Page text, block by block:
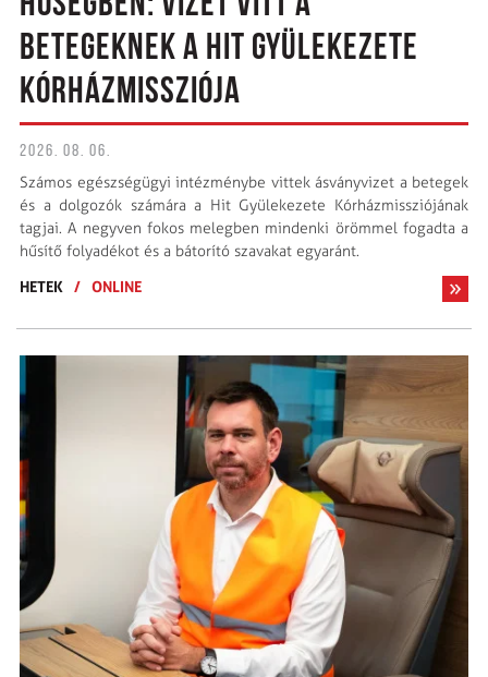
BETEGEKNEK A HIT GYÜLEKEZETE
KÓRHÁZMISSZIÓJA
2026. 08. 06.
Számos egészségügyi intézménybe vittek ásványvizet a betegek
és a dolgozók számára a Hit Gyülekezete Kórházmissziójának
tagjai. A negyven fokos melegben mindenki örömmel fogadta a
hűsítő folyadékot és a bátorító szavakat egyaránt.
HETEK
/ ONLINE